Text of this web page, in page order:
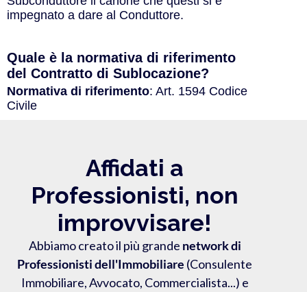
impegnato a dare al Conduttore.
Quale è la normativa di riferimento
del Contratto di Sublocazione?
Normativa di riferimento: Art. 1594 Codice
Civile
Affidati a
Professionisti, non
improvvisare!
Abbiamo creato il più grande network di
Professionisti dell'Immobiliare (Consulente
Immobiliare, Avvocato, Commercialista...) e